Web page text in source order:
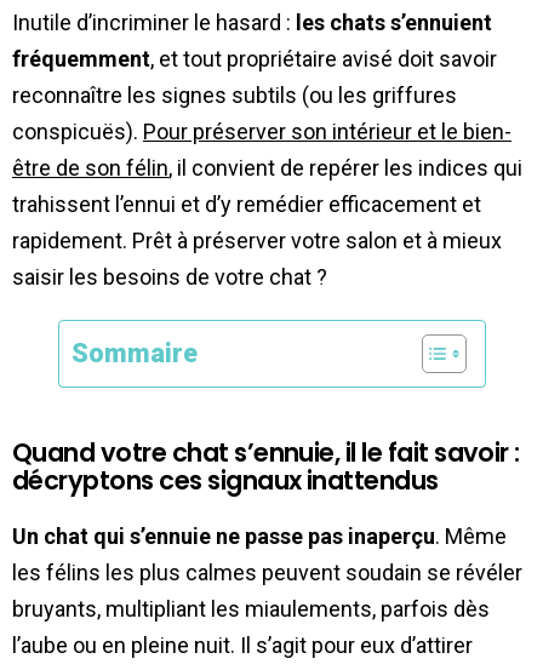
Inutile d’incriminer le hasard : les chats s’ennuient
fréquemment, et tout propriétaire avisé doit savoir
reconnaître les signes subtils (ou les griffures
conspicuës). Pour préserver son intérieur et le bien-
être de son félin, il convient de repérer les indices qui
trahissent l’ennui et d’y remédier efficacement et
rapidement. Prêt à préserver votre salon et à mieux
saisir les besoins de votre chat ?
Sommaire
Quand votre chat s’ennuie, il le fait savoir :
décryptons ces signaux inattendus
Un chat qui s’ennuie ne passe pas inaperçu. Même
les félins les plus calmes peuvent soudain se révéler
bruyants, multipliant les miaulements, parfois dès
l’aube ou en pleine nuit. Il s’agit pour eux d’attirer